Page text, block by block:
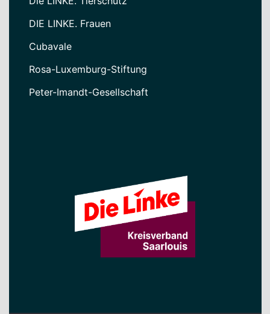
DIE LINKE. Frauen
Cubavale
Rosa-Luxemburg-Stiftung
Peter-Imandt-Gesellschaft